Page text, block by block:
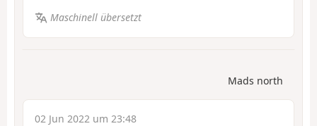
Maschinell übersetzt
Mads north
02 Jun 2022 um 23:48